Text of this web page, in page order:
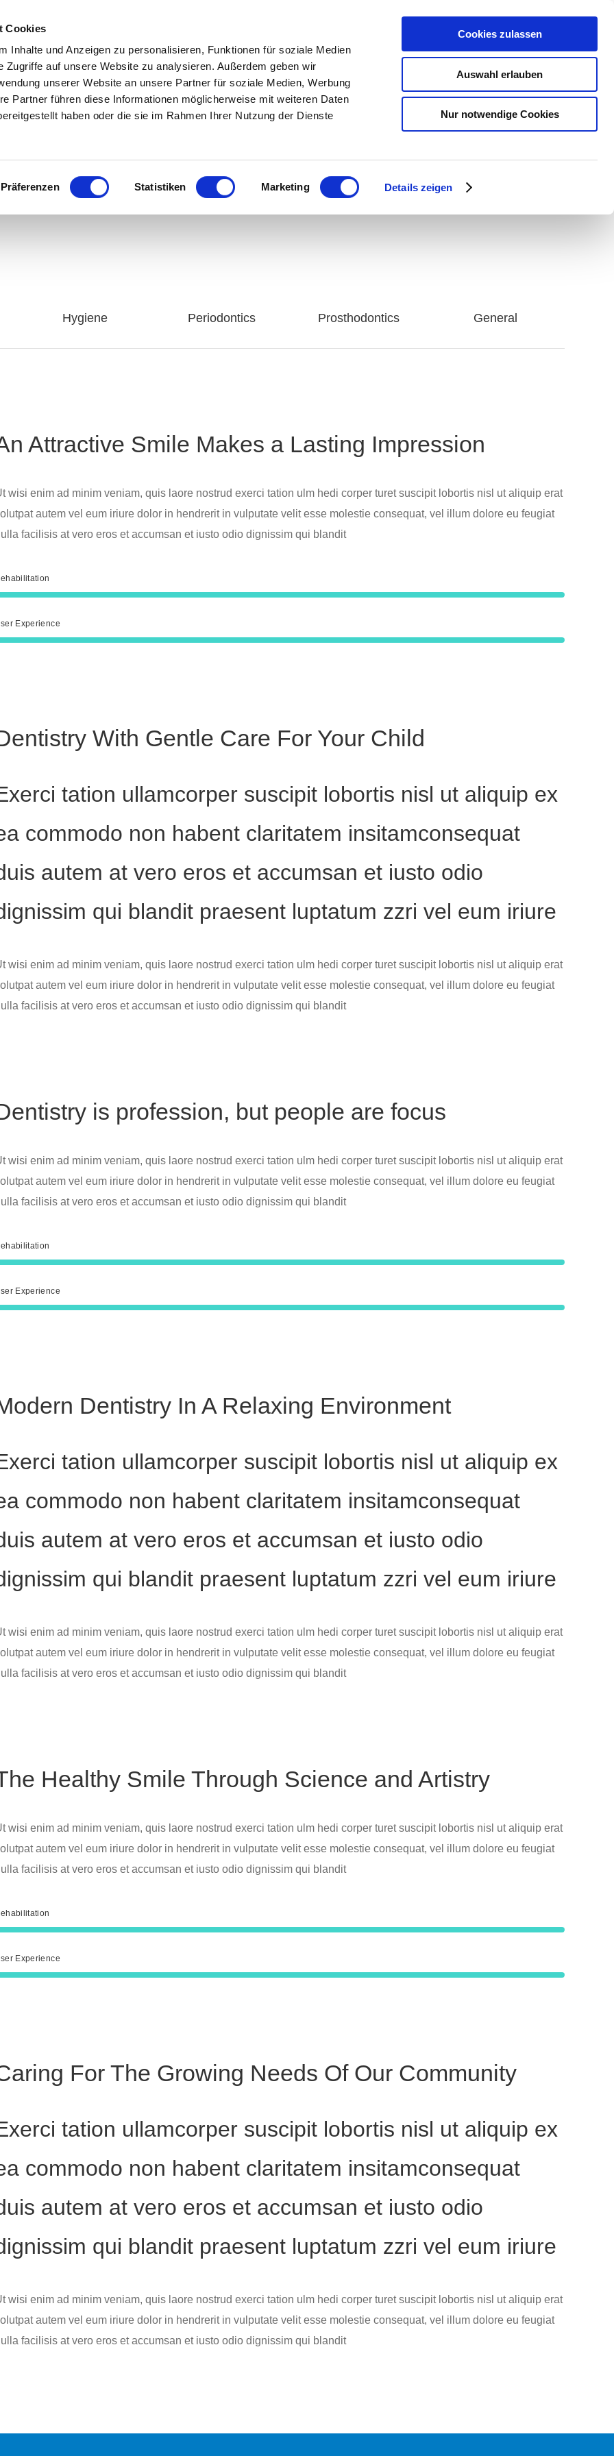
Cookies
Inhalte und Anzeigen zu personalisieren, Funktionen für soziale Medien
Zugriffe auf unsere Website zu analysieren. Außerdem geben wir
unserer Website an unsere Partner für soziale Medien, Werbung
Partner führen diese Informationen möglicherweise mit weiteren Daten
haben oder die sie im Rahmen Ihrer Nutzung der Dienste
Präferenzen Statistiken Marketing Details zeigen
Cookies zulassen
Auswahl erlauben
Nur notwendige Cookies
Emergencies
Icon Tabs
Hygiene Periodontics Prosthodontics General
Attractive Smile Makes a Lasting Impression
wisi enim ad minim veniam, quis laore nostrud exerci tation ulm hedi corper turet suscipit lobortis nisl ut aliquip erat
autem vel eum iriure dolor in hendrerit in vulputate velit esse molestie consequat, vel illum dolore eu feugiat
facilisis at vero eros et accumsan et iusto odio dignissim qui blandit
Experience
With Gentle Care For Your Child
tation ullamcorper suscipit lobortis nisl ut aliquip ex
commodo non habent claritatem insitamconsequat
autem at vero eros et accumsan et iusto odio
qui blandit praesent luptatum zzri vel eum iriure
wisi enim ad minim veniam, quis laore nostrud exerci tation ulm hedi corper turet suscipit lobortis nisl ut aliquip erat
autem vel eum iriure dolor in hendrerit in vulputate velit esse molestie consequat, vel illum dolore eu feugiat
facilisis at vero eros et accumsan et iusto odio dignissim qui blandit
is profession, but people are focus
wisi enim ad minim veniam, quis laore nostrud exerci tation ulm hedi corper turet suscipit lobortis nisl ut aliquip erat
autem vel eum iriure dolor in hendrerit in vulputate velit esse molestie consequat, vel illum dolore eu feugiat
facilisis at vero eros et accumsan et iusto odio dignissim qui blandit
Experience
Dentistry In A Relaxing Environment
tation ullamcorper suscipit lobortis nisl ut aliquip ex
commodo non habent claritatem insitamconsequat
autem at vero eros et accumsan et iusto odio
qui blandit praesent luptatum zzri vel eum iriure
wisi enim ad minim veniam, quis laore nostrud exerci tation ulm hedi corper turet suscipit lobortis nisl ut aliquip erat
autem vel eum iriure dolor in hendrerit in vulputate velit esse molestie consequat, vel illum dolore eu feugiat
facilisis at vero eros et accumsan et iusto odio dignissim qui blandit
Healthy Smile Through Science and Artistry
wisi enim ad minim veniam, quis laore nostrud exerci tation ulm hedi corper turet suscipit lobortis nisl ut aliquip erat
autem vel eum iriure dolor in hendrerit in vulputate velit esse molestie consequat, vel illum dolore eu feugiat
facilisis at vero eros et accumsan et iusto odio dignissim qui blandit
Experience
For The Growing Needs Of Our Community
tation ullamcorper suscipit lobortis nisl ut aliquip ex
commodo non habent claritatem insitamconsequat
autem at vero eros et accumsan et iusto odio
qui blandit praesent luptatum zzri vel eum iriure
wisi enim ad minim veniam, quis laore nostrud exerci tation ulm hedi corper turet suscipit lobortis nisl ut aliquip erat
autem vel eum iriure dolor in hendrerit in vulputate velit esse molestie consequat, vel illum dolore eu feugiat
facilisis at vero eros et accumsan et iusto odio dignissim qui blandit